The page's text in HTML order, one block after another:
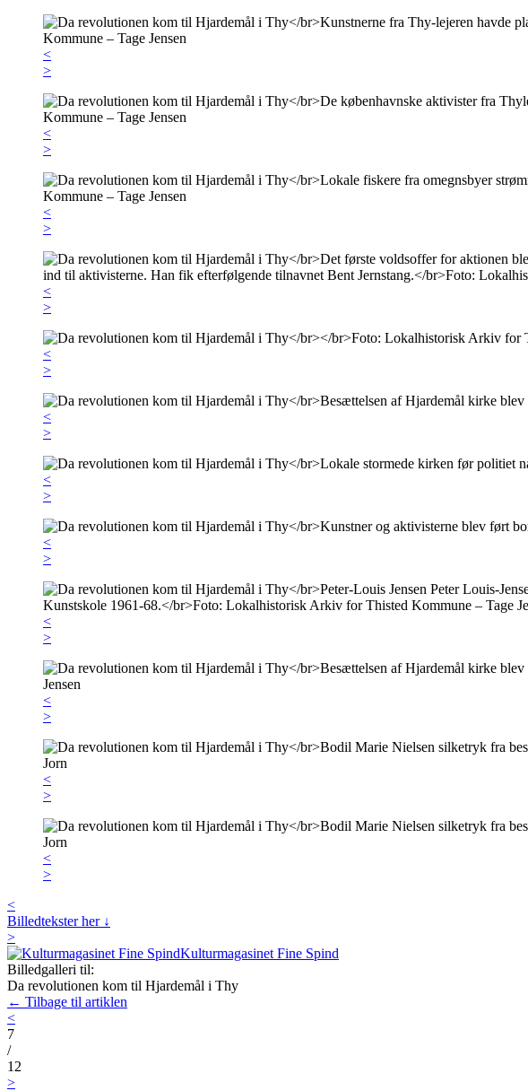
<
>
<
>
<
>
<
>
<
>
<
>
<
>
<
>
<
>
<
>
<
>
<
>
<
Billedtekster her ↓
>
Kulturmagasinet Fine Spind
Billedgalleri til:
Da revolutionen kom til Hjardemål i Thy
← Tilbage til artiklen
<
7
/
12
>